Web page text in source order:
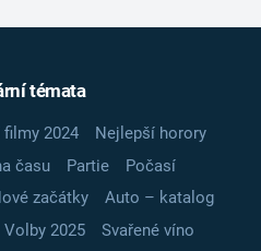
témata
2024
Nejlepší horory
času Partie
Počasí
začátky
Auto – katalog
Volby 2025
Svařené víno